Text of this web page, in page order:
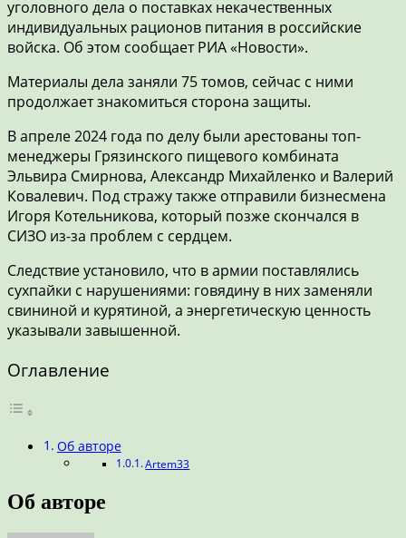
уголовного дела о поставках некачественных
индивидуальных рационов питания в российские
войска. Об этом сообщает РИА «Новости».
Материалы дела заняли 75 томов, сейчас с ними
продолжает знакомиться сторона защиты.
В апреле 2024 года по делу были арестованы топ-
менеджеры Грязинского пищевого комбината
Эльвира Смирнова, Александр Михайленко и Валерий
Ковалевич. Под стражу также отправили бизнесмена
Игоря Котельникова, который позже скончался в
СИЗО из-за проблем с сердцем.
Следствие установило, что в армии поставлялись
сухпайки с нарушениями: говядину в них заменяли
свининой и курятиной, а энергетическую ценность
указывали завышенной.
Оглавление
Об авторе
Artem33
Об авторе